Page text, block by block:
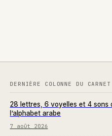
DERNIÈRE COLONNE DU CARNET
28 lettres, 6 voyelles et 4 sons
l’alphabet arabe
7 août 2026